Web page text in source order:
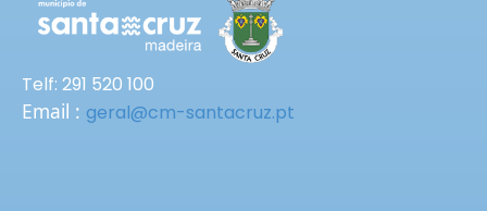
Telf: 291 520 100
Email : geral@cm-santacruz.pt